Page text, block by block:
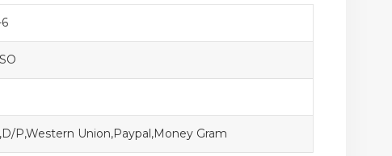
P,Western Union,Paypal,Money Gram